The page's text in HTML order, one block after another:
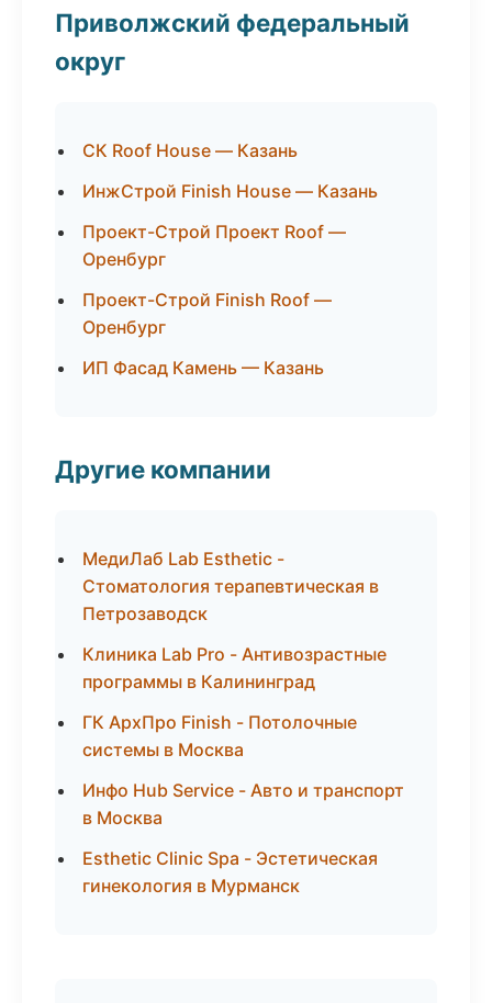
Приволжский федеральный
округ
СК Roof House — Казань
ИнжСтрой Finish House — Казань
Проект-Строй Проект Roof —
Оренбург
Проект-Строй Finish Roof —
Оренбург
ИП Фасад Камень — Казань
Другие компании
МедиЛаб Lab Esthetic -
Стоматология терапевтическая в
Петрозаводск
Клиника Lab Pro - Антивозрастные
программы в Калининград
ГК АрхПро Finish - Потолочные
системы в Москва
Инфо Hub Service - Авто и транспорт
в Москва
Esthetic Clinic Spa - Эстетическая
гинекология в Мурманск